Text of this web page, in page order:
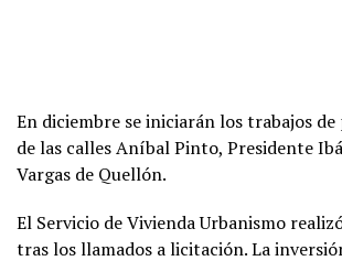
En diciembre se iniciarán los trabajos
de las calles Aníbal Pinto, Presidente
Vargas de Quellón.
El Servicio de Vivienda Urbanismo
tras los llamados a licitación. La